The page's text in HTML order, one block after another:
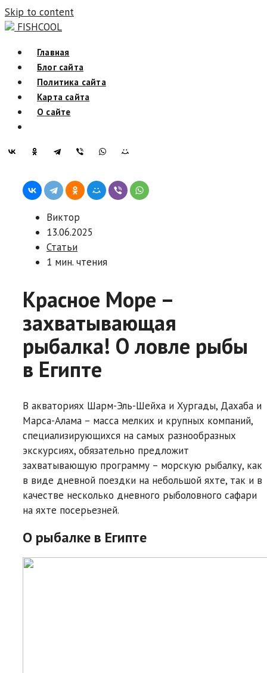
Skip to content
FISHCOOL
Главная
Блог сайта
Политика сайта
Карта сайта
О сайте
Виктор
13.06.2025
Статьи
1 мин. чтения
Красное Море –
захватывающая
рыбалка! О ловле рыбы
в Египте
В акваториях Шарм-Эль-Шейха и Хургады, Дахаба и
Марса-Алама – масса мелких и крупных компаний,
специализирующихся на самых разнообразных
экскурсиях, обязательно предложит
захватывающую программу – морскую рыбалку, как
в виде дневной поездки на небольшой яхте, так и в
качестве несколько дневного рыболовного сафари
на яхте посерьезней.
О рыбалке в Египте